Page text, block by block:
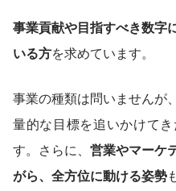
事業貢献や目指すべき数字
いる方を求めています。
事業の種類は問いませんが
量的な目標を追いかけて
す。さらに、 営業やマーケ
がら、全方位に動ける姿勢